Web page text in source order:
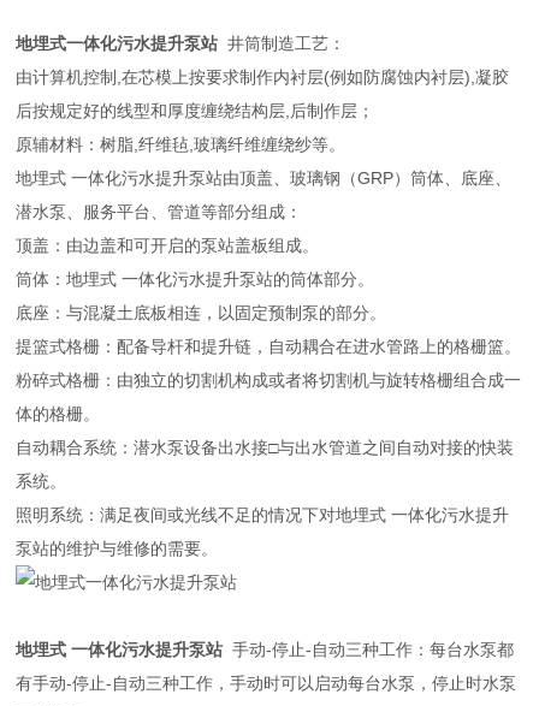
地埋式一体化污水提升泵站 井筒制造工艺：
由计算机控制,在芯模上按要求制作内衬层(例如防腐蚀内衬层),凝胶
后按规定好的线型和厚度缠绕结构层,后制作层；
原辅材料：树脂,纤维毡,玻璃纤维缠绕纱等。
地埋式 一体化污水提升泵站由顶盖、玻璃钢（GRP）筒体、底座、
潜水泵、服务平台、管道等部分组成：
顶盖：由边盖和可开启的泵站盖板组成。
筒体：地埋式 一体化污水提升泵站的筒体部分。
底座：与混凝土底板相连，以固定预制泵的部分。
提篮式格栅：配备导杆和提升链，自动耦合在进水管路上的格栅篮。
粉碎式格栅：由独立的切割机构成或者将切割机与旋转格栅组合成一
体的格栅。
自动耦合系统：潜水泵设备出水接□与出水管道之间自动对接的快装
系统。
照明系统：满足夜间或光线不足的情况下对地埋式 一体化污水提升
泵站的维护与维修的需要。
地埋式 一体化污水提升泵站手动-停止-自动三种工作：每台水泵都
有手动-停止-自动三种工作，手动时可以启动每台水泵，停止时水泵